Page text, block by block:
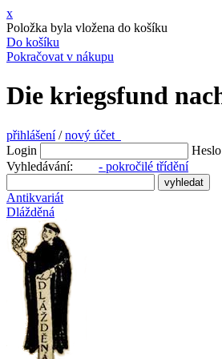
x
Položka byla vložena do košíku
Do košíku
Pokračovat v nákupu
Die kriegsfund
přihlášení/nový účet
Login
Heslo
Vyhledávání: - pokročilé třídění
Antikvariát
Dlážděná